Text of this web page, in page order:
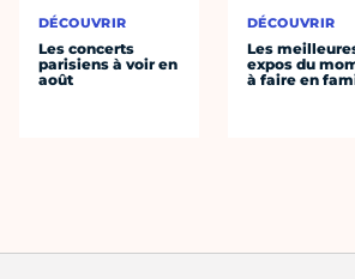
DÉCOUVRIR
Les concerts
parisiens à voir en
août
DÉCOUVRIR
Les
expos du
à faire en